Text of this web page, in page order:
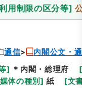
用制限の区分等] 公開
通信
内閣公文・通信
] ＊内閣・総理府 [
媒体の種別] 紙 [文書番号